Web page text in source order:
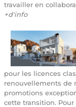
travailler en
+d'info
pour les licences
renouvellements de
promotions
cette transition.